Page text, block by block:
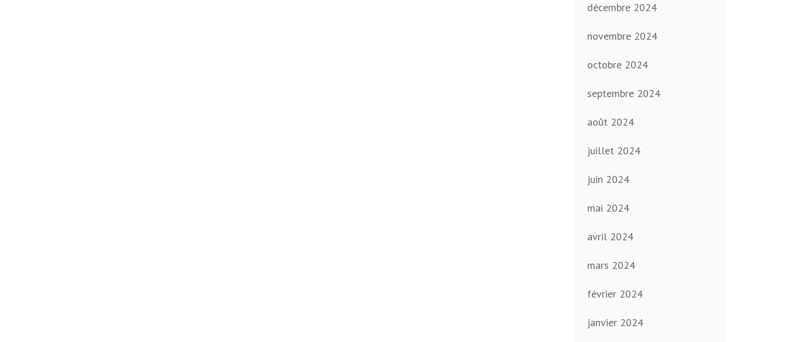
décembre 2024
novembre 2024
octobre 2024
septembre 2024
août 2024
juillet 2024
juin 2024
mai 2024
avril 2024
mars 2024
février 2024
janvier 2024